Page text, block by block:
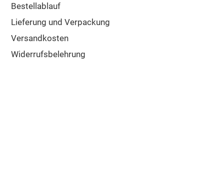
Bestellablauf
Lieferung und Verpackung
Versandkosten
Widerrufsbelehrung